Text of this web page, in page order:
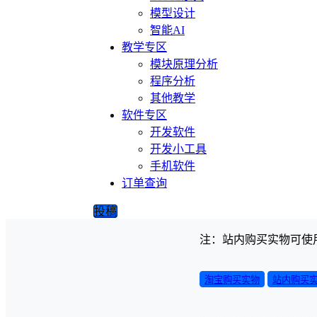
模型设计
智能AI
教学专区
模块原理分析
程序分析
其他教学
软件专区
开发软件
开发小工具
手机软件
订单查询
投稿
注：站内购买实物可使
淘宝购买实物 站内购买